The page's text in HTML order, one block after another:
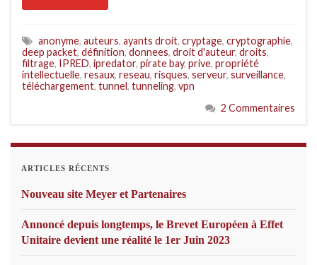
anonyme, auteurs, ayants droit, cryptage, cryptographie,
deep packet, définition, donnees, droit d'auteur, droits,
filtrage, IPRED, ipredator, pirate bay, prive, propriété
intellectuelle, resaux, reseau, risques, serveur, surveillance,
téléchargement, tunnel, tunneling, vpn
2 Commentaires
ARTICLES RÉCENTS
Nouveau site Meyer et Partenaires
Annoncé depuis longtemps, le Brevet Européen à Effet
Unitaire devient une réalité le 1er Juin 2023